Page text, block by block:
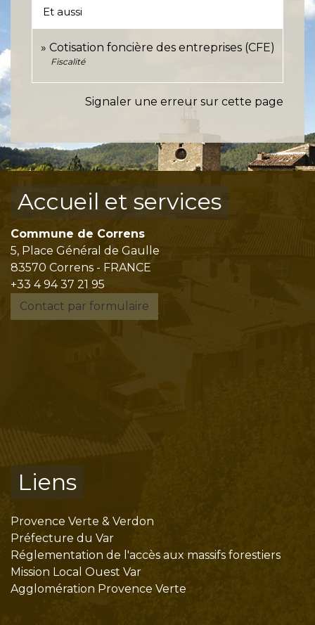
Et aussi
Cotisation foncière des entreprises (CFE)
Fiscalité
Signaler une erreur sur cette page
Accueil et services
Commune de Correns
5, Place Général de Gaulle
83570 Correns - FRANCE
+33 4 94 37 21 95
Contact par formulaire
Liens
Provence Verte & Verdon
Préfecture du Var
Réglementation de l'accès aux massifs forestiers
Mission Local Ouest Var
Agglomération Provence Verte